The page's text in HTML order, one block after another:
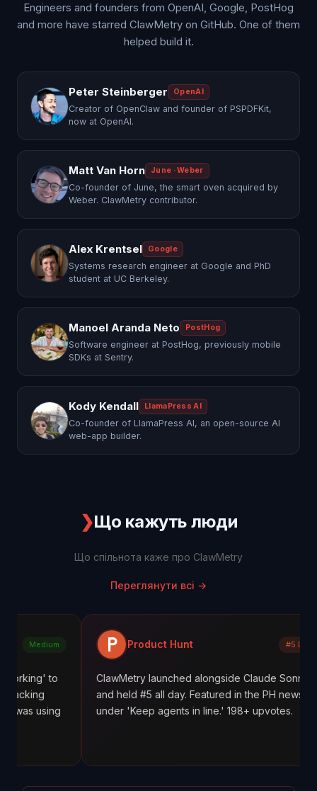
Engineers and founders from OpenAI, Google, PostHog
and more have starred ClawMetry on GitHub. One of them
helped build it.
Peter Steinberger OpenAI
Creator of OpenClaw and founder of PSPDFKit,
now at OpenAI.
Matt Van Horn June · Weber
Co-founder of June, the smart oven acquired by
Weber. ClawMetry contributor.
Alex Krentsel Google
Systems research engineer at Google and PhD
student at UC Berkeley.
Manoel Aranda Neto PostHog
Software engineer at PostHog, previously mobile
SDKs at Sentry.
Kody Kendall LlamaPress AI
Co-founder of LlamaPress AI, an open-source AI
web-app builder.
❯Що кажуть люди
Що спільнота каже про ClawMetry
Переглянути всі →
Product Hunt #5 Launch Day
ClawMetry launched alongside Claude Sonnet 4.6
and held #5 all day. Featured in the PH newsletter
under 'Keep agents in line.' 198+ upvotes.